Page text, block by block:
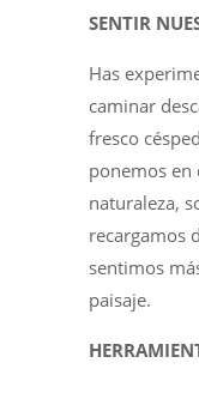
SENTIR
Has
caminar
fresco
ponemos en
naturaleza,
recargamos
sentimos
paisaje.